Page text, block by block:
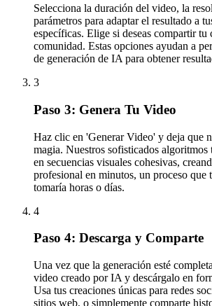
Selecciona la duración del video, la
parámetros para adaptar el resultado a
específicas. Elige si deseas compartir tu
comunidad. Estas opciones ayudan a
de generación de IA para obtener
3
Paso 3: Genera Tu Video
Haz clic en 'Generar Video' y deja que
magia. Nuestros sofisticados
en secuencias visuales cohesivas,
profesional en minutos, un proceso que
tomaría horas o días.
4
Paso 4: Descarga y Comparte
Una vez que la generación esté
video creado por IA y descárgalo en
Usa tus creaciones únicas para redes
sitios web, o simplemente comparte